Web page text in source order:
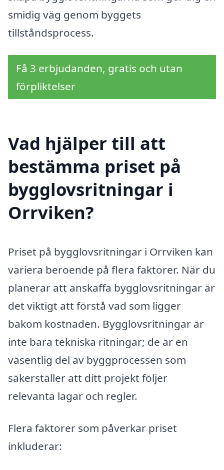
smidig väg genom byggets
tillståndsprocess.
Få 3 erbjudanden, gratis och utan
förpliktelser
Vad hjälper till att
bestämma priset på
bygglovsritningar i
Orrviken?
Priset på bygglovsritningar i Orrviken kan
variera beroende på flera faktorer. När du
planerar att anskaffa bygglovsritningar är
det viktigt att förstå vad som ligger
bakom kostnaden. Bygglovsritningar är
inte bara tekniska ritningar; de är en
väsentlig del av byggprocessen som
säkerställer att ditt projekt följer
relevanta lagar och regler.
Flera faktorer som påverkar priset
inkluderar: